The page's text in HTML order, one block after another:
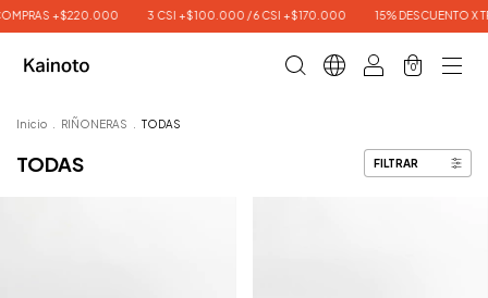
+$220.000 3 CSI +$100.000 / 6 CSI +$170.000 15% DESCUENTO X
0
Inicio RIÑONERAS TODAS
TODAS FILTRAR